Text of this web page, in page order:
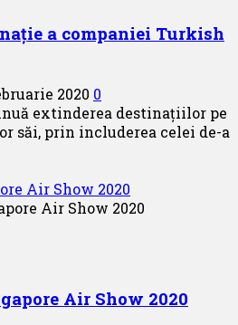
a companiei Turkish
2020 0
extinderea destinațiilor pe
săi, prin includerea celei de-a
Air Show 2020
Air Show 2020